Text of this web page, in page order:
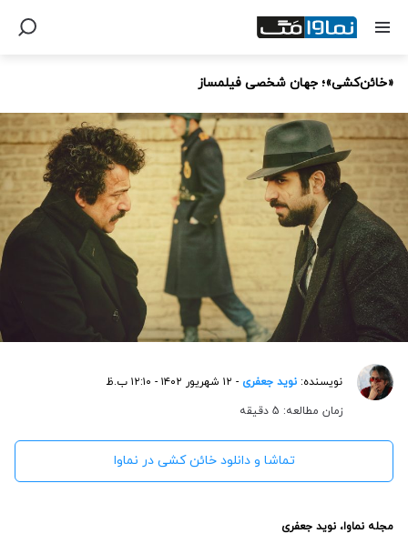
«خائن‌کشی»؛ جهان شخصی فیلمساز
نویسنده: نوید جعفری - ۱۲ شهریور ۱۴۰۲ - ۱۲:۱۰ ب.ظ
زمان مطالعه: 5 دقیقه
تماشا و دانلود خائن کشی در نماوا
مجله نماوا، نوید جعفری